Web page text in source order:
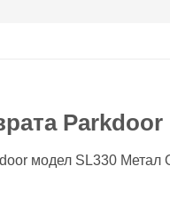
модел SL330 Метал